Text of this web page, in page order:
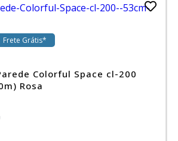
Frete Grátis*
Colorful Space cl-200
Rosa